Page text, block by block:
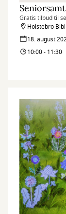
Gratis tilbud til
Holstebro
18. august
10:00 - 11:30